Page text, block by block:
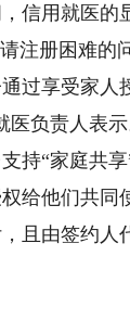
用就医的
注册困难
过享受家
负责人表示
“家庭共享
给他们共
且由签约